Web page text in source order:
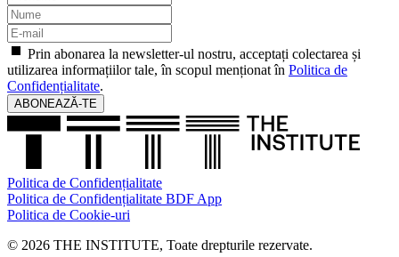
Prin abonarea la newsletter-ul nostru, acceptați colectarea și
utilizarea informațiilor tale, în scopul menționat în Politica de
Confidențialitate.
ABONEAZĂ-TE
Politica de Confidențialitate
Politica de Confidențialitate BDF App
Politica de Cookie-uri
© 2026 THE INSTITUTE, Toate drepturile rezervate.